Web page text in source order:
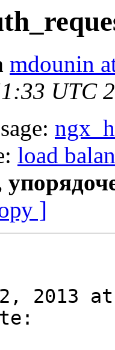
mdounin
UTC
load
]
2013 at